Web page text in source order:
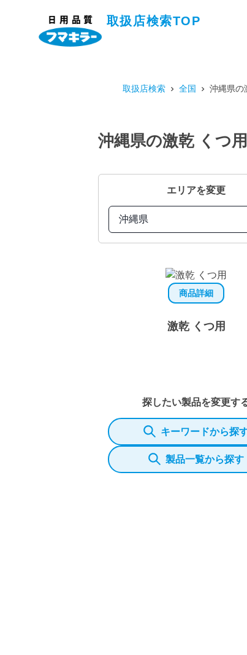
取扱店検索TOP
取扱店検索 全国 沖縄県の
沖縄県の激乾 くつ
エリアを変更
沖縄県
商品詳細
激乾 くつ用
探したい製品を変更す
キーワードから探
製品一覧から探す